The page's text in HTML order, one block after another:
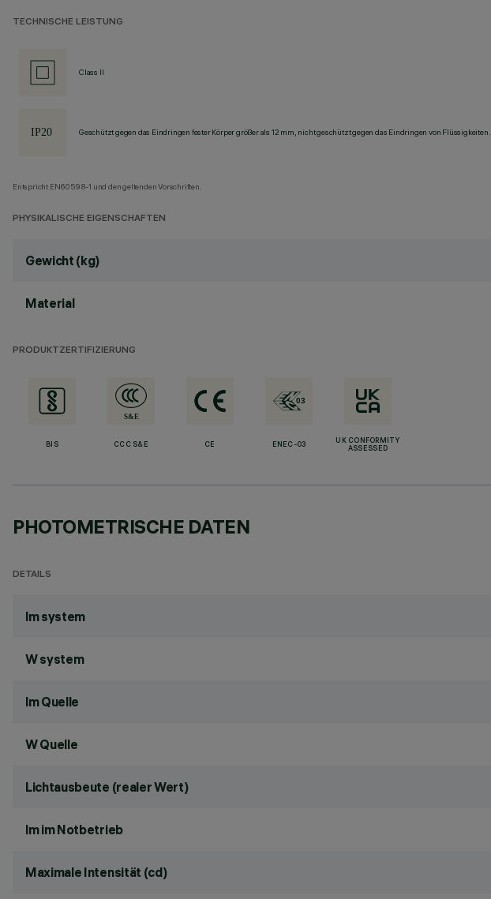
TECHNISCHE LEISTUNG
Class II
Geschützt gegen das Eindringen fester Körper größer als 12 mm, nicht geschützt gegen das Eindringen von Flüssigkeiten.
Entspricht EN60598-1 und den geltenden Vorschriften.
PHYSIKALISCHE EIGENSCHAFTEN
Gewicht (kg)
Material
PRODUKTZERTIFIZIERUNG
BIS CCC S&E CE ENEC-03
UK CONFORMITY
ASSESSED
PHOTOMETRISCHE DATEN
DETAILS
lm system
W system
lm Quelle
W Quelle
Lichtausbeute (realer Wert)
lm im Notbetrieb
Maximale Intensität (cd)